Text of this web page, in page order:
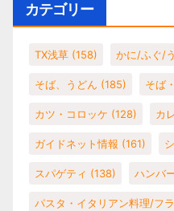
カテゴリー
TX浅草 (158) かに/ふぐ/
そば、うどん (185) そば
カツ・コロッケ (128) カ
ガイドネット情報 (161)
スパゲティ (138) ハンバ
パスタ・イタリアン料理/フ